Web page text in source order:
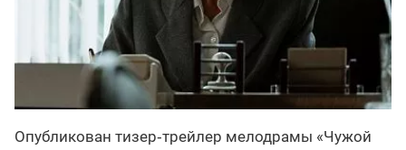
Опубликован тизер‑трейлер мелодрамы «Чужой